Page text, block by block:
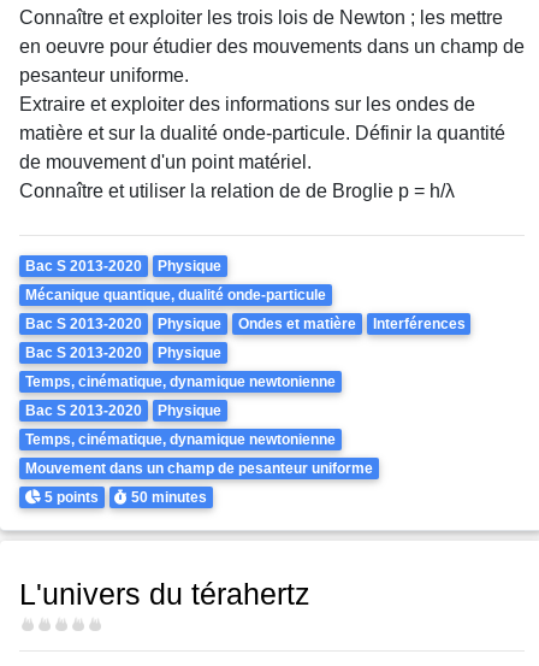
Connaître et exploiter les trois lois de Newton ; les mettre
en oeuvre pour étudier des mouvements dans un champ de
pesanteur uniforme.
Extraire et exploiter des informations sur les ondes de
matière et sur la dualité onde-particule. Définir la quantité
de mouvement d'un point matériel.
Connaître et utiliser la relation de de Broglie p = h/λ
Theme
Bac S 2013-2020
Physique
Mécanique quantique, dualité onde-particule
Bac S 2013-2020
Physique Ondes et matière
Interférences
Bac S 2013-2020
Physique
Temps, cinématique, dynamique newtonienne
Bac S 2013-2020
Physique
Temps, cinématique, dynamique newtonienne
Mouvement dans un champ de pesanteur uniforme
Points
5 points Durée
50 minutes
L'univers du térahertz
Difficulté